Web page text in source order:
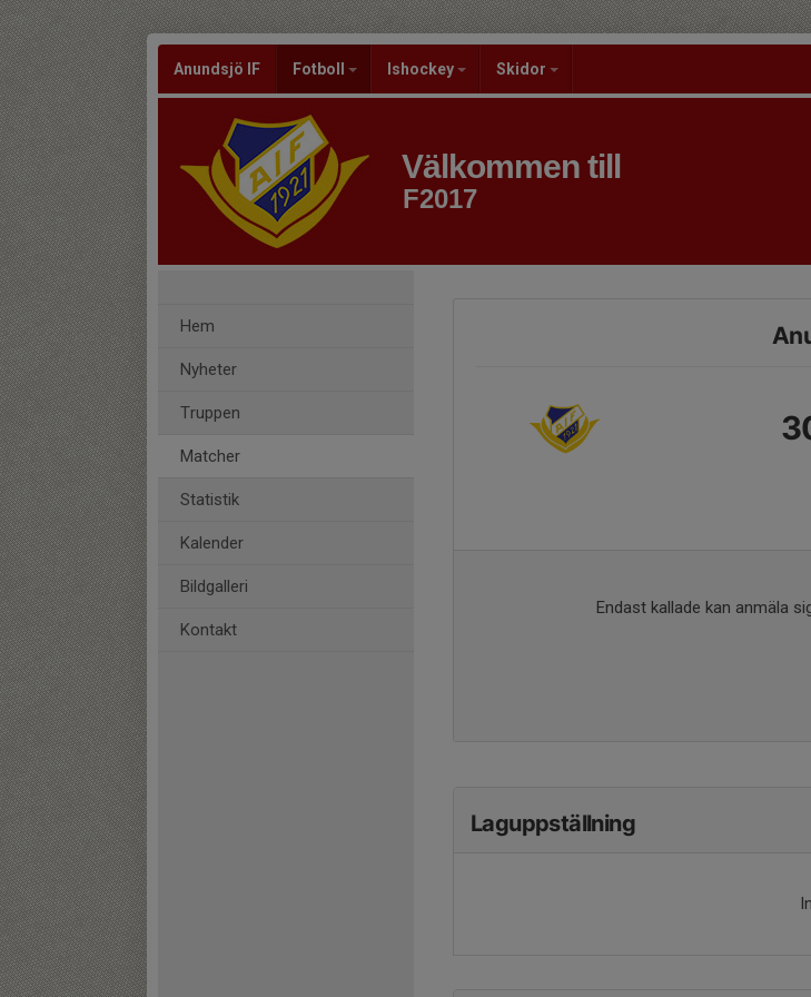
Anundsjö IF Fotboll Ishockey Skidor
Välkommen till
F2017
Hem
Nyheter
Truppen
Matcher
Statistik
Kalender
Bildgalleri
Kontakt
Endast kallade kan anmäla
Laguppställning